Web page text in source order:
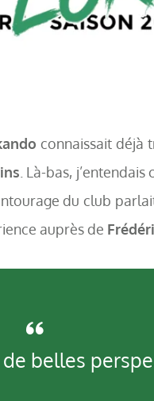
connaissait déjà
. Là-bas,
du club
auprès de
belles